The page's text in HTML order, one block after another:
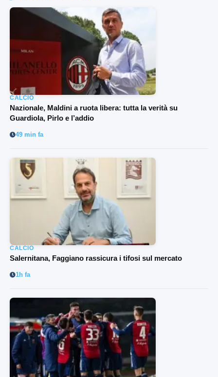
CALCIO
Nazionale, Maldini a ruota libera: tutta la verità su
Guardiola, Pirlo e l’addio
49 min fa
CALCIO
Salernitana, Faggiano rassicura i tifosi sul mercato
1h fa